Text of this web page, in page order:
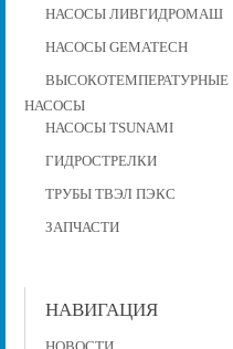
НАСОСЫ ЛИВГИДРОМАШ
НАСОСЫ GEMATECH
ВЫСОКОТЕМПЕРАТУРНЫЕ
НАСОСЫ
НАСОСЫ TSUNAMI
ГИДРОСТРЕЛКИ
ТРУБЫ ТВЭЛ ПЭКС
ЗАПЧАСТИ
НАВИГАЦИЯ